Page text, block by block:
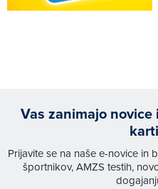
Vas zanimajo
Prijavite se na naše e-novice in
športnikov, AMZS testih,